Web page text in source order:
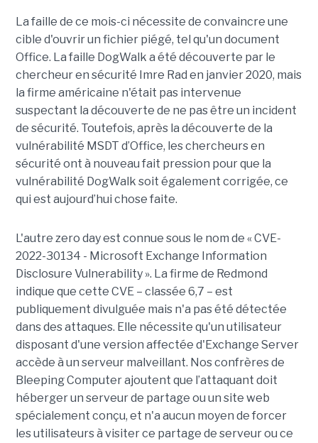
La faille de ce mois-ci nécessite de convaincre une
cible d'ouvrir un fichier piégé, tel qu'un document
Office. La faille DogWalk a été découverte par le
chercheur en sécurité Imre Rad en janvier 2020, mais
la firme américaine n'était pas intervenue
suspectant la découverte de ne pas être un incident
de sécurité. Toutefois, après la découverte de la
vulnérabilité MSDT d’Office, les chercheurs en
sécurité ont à nouveau fait pression pour que la
vulnérabilité DogWalk soit également corrigée, ce
qui est aujourd’hui chose faite.
L'autre zero day est connue sous le nom de « CVE-
2022-30134 - Microsoft Exchange Information
Disclosure Vulnerability ». La firme de Redmond
indique que cette CVE – classée 6,7 – est
publiquement divulguée mais n'a pas été détectée
dans des attaques. Elle nécessite qu'un utilisateur
disposant d'une version affectée d'Exchange Server
accède à un serveur malveillant. Nos confrères de
Bleeping Computer ajoutent que l’attaquant doit
héberger un serveur de partage ou un site web
spécialement conçu, et n'a aucun moyen de forcer
les utilisateurs à visiter ce partage de serveur ou ce